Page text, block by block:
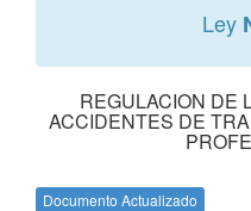
Ley
REGULACION DE
ACCIDENTES DE
Documento Actualizado